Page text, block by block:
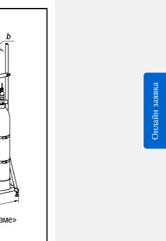
Онлайн заявка